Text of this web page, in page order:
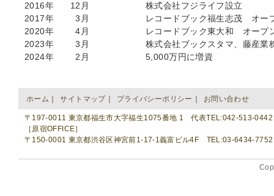
2016年 12月
株式会社フジライフ設立
2017年
3月
レコードブック福生志茂 オー
2020年
4月
レコードブック東大和 オープ
2023年
3月
株式会社ブックスタマ、藤産業
2024年
2月 5,000万円に増資
〒197-0011 東京都福生市大字福生1075番地 1 代表TEL:042-513-0442
［原宿OFFICE］
〒150-0001 東京都渋谷区神宮前1-17-1義富ビル4F TEL:03-6434-
ホーム サイトマップ｜ プライバシーポリシー お問い合わせ